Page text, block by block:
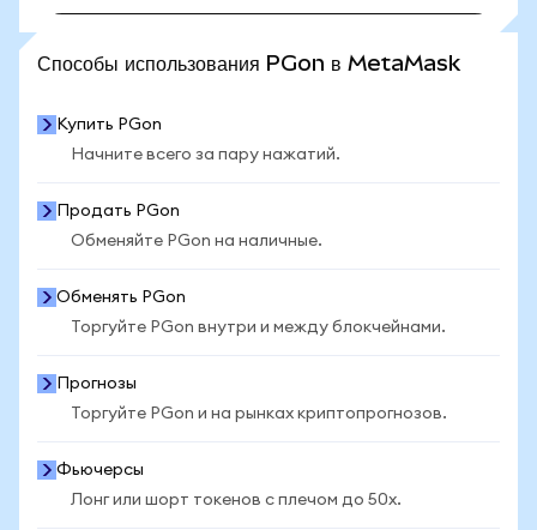
Способы использования PGon в MetaMask
Купить PGon
Начните всего за пару нажатий.
Продать PGon
Обменяйте PGon на наличные.
Обменять PGon
Торгуйте PGon внутри и между блокчейнами.
Прогнозы
Торгуйте PGon и на рынках криптопрогнозов.
Фьючерсы
Лонг или шорт токенов с плечом до 50x.